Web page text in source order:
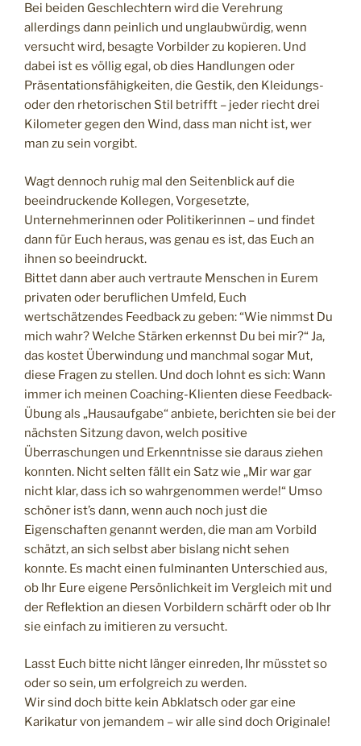
Bei beiden Geschlechtern wird die Verehrung
allerdings dann peinlich und unglaubwürdig, wenn
versucht wird, besagte Vorbilder zu kopieren. Und
dabei ist es völlig egal, ob dies Handlungen oder
Präsentationsfähigkeiten, die Gestik, den Kleidungs-
oder den rhetorischen Stil betrifft – jeder riecht drei
Kilometer gegen den Wind, dass man nicht ist, wer
man zu sein vorgibt.
Wagt dennoch ruhig mal den Seitenblick auf die
beeindruckende Kollegen, Vorgesetzte,
Unternehmerinnen oder Politikerinnen – und findet
dann für Euch heraus, was genau es ist, das Euch an
ihnen so beeindruckt.
Bittet dann aber auch vertraute Menschen in Eurem
privaten oder beruflichen Umfeld, Euch
wertschätzendes Feedback zu geben: “Wie nimmst Du
mich wahr? Welche Stärken erkennst Du bei mir?“ Ja,
das kostet Überwindung und manchmal sogar Mut,
diese Fragen zu stellen. Und doch lohnt es sich: Wann
immer ich meinen Coaching-Klienten diese Feedback-
Übung als „Hausaufgabe“ anbiete, berichten sie bei der
nächsten Sitzung davon, welch positive
Überraschungen und Erkenntnisse sie daraus ziehen
konnten. Nicht selten fällt ein Satz wie „Mir war gar
nicht klar, dass ich so wahrgenommen werde!“ Umso
schöner ist’s dann, wenn auch noch just die
Eigenschaften genannt werden, die man am Vorbild
schätzt, an sich selbst aber bislang nicht sehen
konnte. Es macht einen fulminanten Unterschied aus,
ob Ihr Eure eigene Persönlichkeit im Vergleich mit und
der Reflektion an diesen Vorbildern schärft oder ob Ihr
sie einfach zu imitieren zu versucht.
Lasst Euch bitte nicht länger einreden, Ihr müsstet so
oder so sein, um erfolgreich zu werden.
Wir sind doch bitte kein Abklatsch oder gar eine
Karikatur von jemandem – wir alle sind doch Originale!